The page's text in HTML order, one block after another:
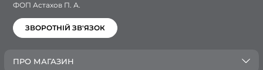
ФОП Астахов П. А.
ЗВОРОТНІЙ ЗВ'ЯЗОК
ПРО МАГАЗИН